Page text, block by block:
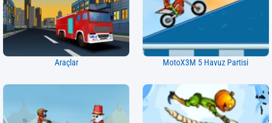
Araçlar MotoX3M 5 Havuz Partisi